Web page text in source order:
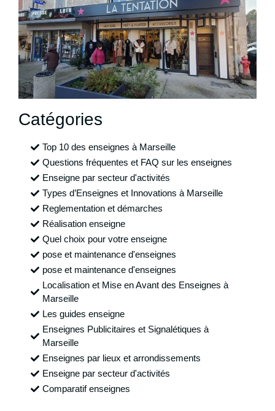
Catégories
Top 10 des enseignes à Marseille
Questions fréquentes et FAQ sur les enseignes
Enseigne par secteur d'activités
Types d’Enseignes et Innovations à Marseille
Reglementation et démarches
Réalisation enseigne
Quel choix pour votre enseigne
pose et maintenance d'enseignes
pose et maintenance d'enseignes
Localisation et Mise en Avant des Enseignes à
Marseille
Les guides enseigne
Enseignes Publicitaires et Signalétiques à
Marseille
Enseignes par lieux et arrondissements
Enseigne par secteur d'activités
Comparatif enseignes